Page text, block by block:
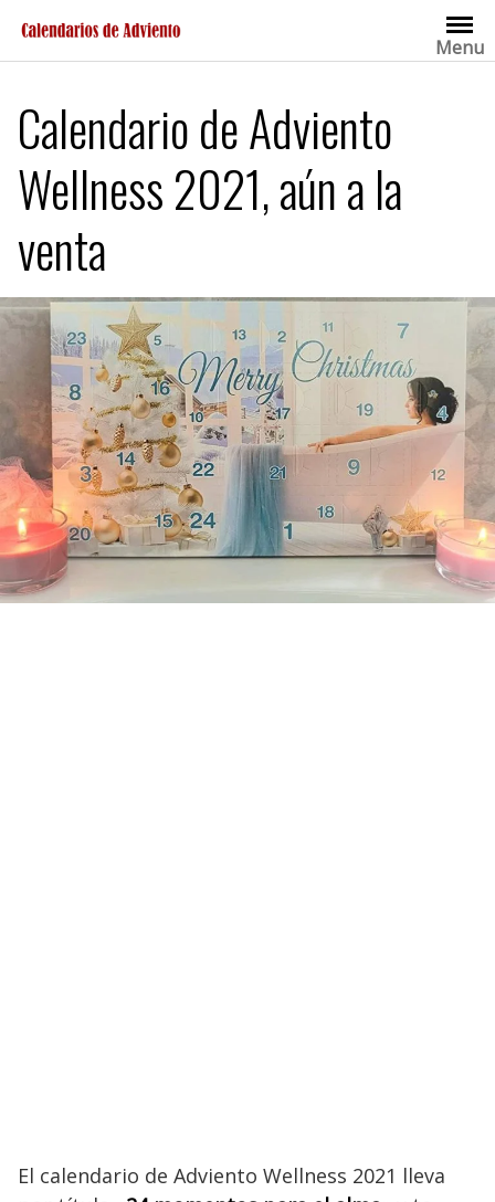
contenido
Menu
Calendario de Adviento
Wellness 2021, aún a la
venta
El calendario de Adviento Wellness 2021 lleva